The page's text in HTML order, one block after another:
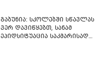
გაბუნია: სკოლებში სწავლას
ვერ დავიწყებთ, სანამ
ეპიდსიტუაცია საკმარისად